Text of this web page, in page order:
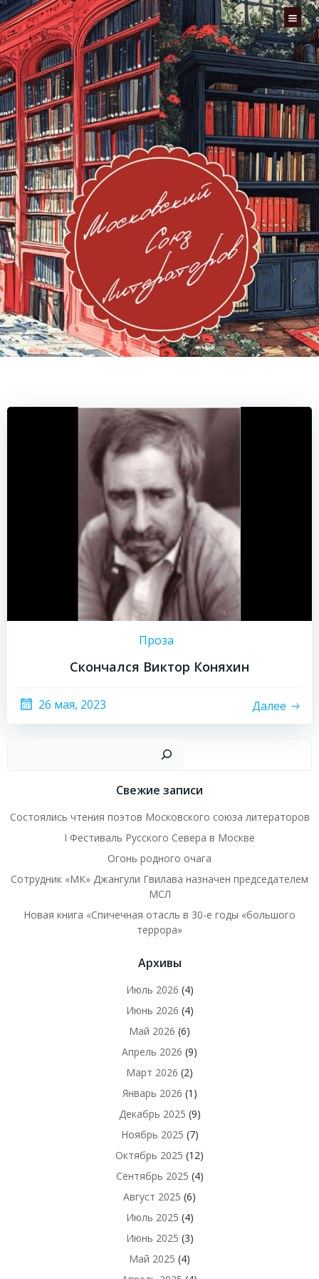
Перейти
к
содержимому
Проза
Скончался Виктор Коняхин
26 мая, 2023 Далее
Свежие записи
Состоялись чтения поэтов Московского союза литераторов
I Фестиваль Русского Севера в Москве
Огонь родного очага
Сотрудник «МК» Джангули Гвилава назначен председателем
МСЛ
Новая книга «Спичечная отасль в 30-е годы «большого
террора»
Архивы
Июль 2026 (4)
Июнь 2026 (4)
Май 2026 (6)
Апрель 2026 (9)
Март 2026 (2)
Январь 2026 (1)
Декабрь 2025 (9)
Ноябрь 2025 (7)
Октябрь 2025 (12)
Сентябрь 2025 (4)
Август 2025 (6)
Июль 2025 (4)
Июнь 2025 (3)
Май 2025 (4)